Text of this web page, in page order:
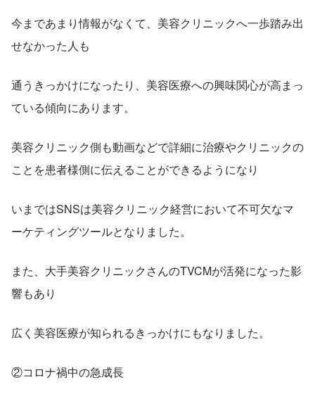
今まであまり情報がなくて、美容クリニックへ一歩踏み出
せなかった人も
通うきっかけになったり、美容医療への興味関心が高まっ
ている傾向にあります。
美容クリニック側も動画などで詳細に治療やクリニックの
ことを患者様側に伝えることができるようになり
いまではSNSは美容クリニック経営において不可欠なマ
ーケティングツールとなりました。
また、大手美容クリニックさんのTVCMが活発になった影
響もあり
広く美容医療が知られるきっかけにもなりました。
②コロナ禍中の急成長